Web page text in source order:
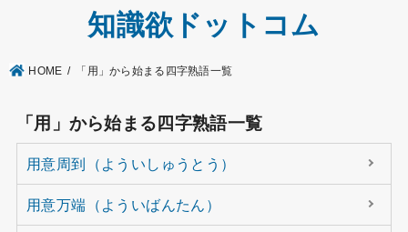
知識欲ドットコム
HOME 「用」から始まる四字熟語一覧
「用」から始まる四字熟語一覧
用意周到（よういしゅうとう）
用意万端（よういばんたん）